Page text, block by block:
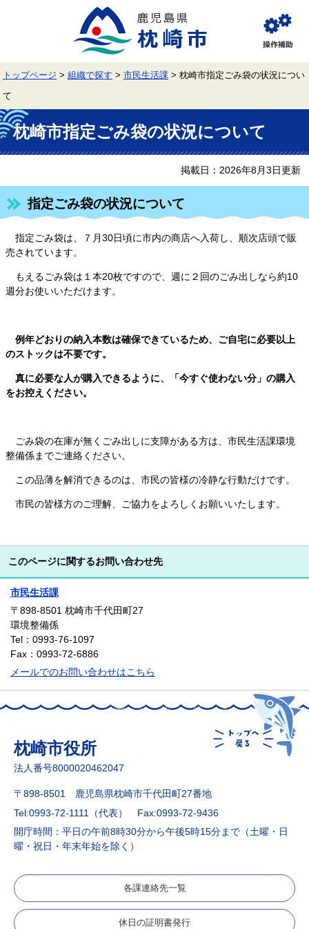
で
す。
ば
し
本
文
へ
覧
補
助
トップページ > 組織で探す > 市民生活課 > 枕崎市指定ごみ袋の状況につい
て
本
文 枕崎市指定ごみ袋の状況について
掲載日：2026年8月3日更新
指定ごみ袋の状況について
指定ごみ袋は、７月30日頃に市内の商店へ入荷し、順次店頭で販
売されています。
もえるごみ袋は１本20枚ですので、週に２回のごみ出しなら約10
週分お使いいただけます。
例年どおりの納入本数は確保できているため、ご自宅に必要以上
のストックは不要です。
真に必要な人が購入できるように、「今すぐ使わない分」の購入
をお控えください。
ごみ袋の在庫が無くごみ出しに支障がある方は、市民生活課環境
整備係までご連絡ください。
この品薄を解消できるのは、市民の皆様の冷静な行動だけです。
市民の皆様方のご理解、ご協力をよろしくお願いいたします。
このページに関するお問い合わせ先
市民生活課
〒898-8501 枕崎市千代田町27
環境整備係
Tel：0993-76-1097
Fax：0993-72-6886
メールでのお問い合わせはこちら
枕崎市役所
法人番号8000020462047
〒898-8501 鹿児島県枕崎市千代田町27番地
Tel:0993-72-1111（代表）
Fax:0993-72-9436
開庁時間：平日の午前8時30分から午後5時15分まで（土曜・日
曜・祝日・年末年始を除く）
各課連絡先一覧
休日の証明書発行